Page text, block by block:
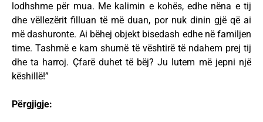
lodhshme për mua. Me kalimin e kohës, edhe nëna e tij
dhe vëllezërit filluan të më duan, por nuk dinin gjë që ai
më dashuronte. Ai bëhej objekt bisedash edhe në familjen
time. Tashmë e kam shumë të vështirë të ndahem prej tij
dhe ta harroj. Çfarë duhet të bëj? Ju lutem më jepni një
këshillë!”
Përgjigje: